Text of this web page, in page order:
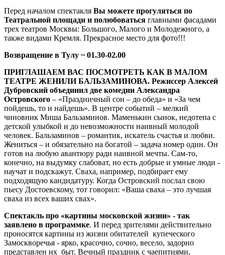
Перед началом спектакля Вы можете прогуляться по
Театральной площади и полюбоваться главными фасадами
трех театров Москвы: Большого, Малого и Молодежного, а
также видами Кремля. Прекрасное место для фото!!!
Возвращение в Тулу ~ 01.30-02.00
ПРИГЛАШАЕМ ВАС ПОСМОТРЕТЬ КАК В МАЛОМ
ТЕАТРЕ ЖЕНИЛИ БАЛЬЗАМИНОВА. Режиссер Алексей
Дубровский объединил две комедии Александра
Островского – «Праздничный сон – до обеда» и «За чем
пойдешь, то и найдешь». В центре событий – мелкий
чиновник Миша Бальзаминов. Маменькин сынок, недотепа с
детской улыбкой и до невозможности наивный молодой
человек. Бальзаминов – романтик, искатель счастья и любви.
Жениться – и обязательно на богатой – задача номер один. Он
готов на любую авантюру ради наивной мечты. Сам-то,
конечно, на выдумку слабоват, но есть добрые и умные люди -
научат и подскажут. Сваха, например, подбирает ему
подходящую кандидатуру. Когда Островский послал свою
пьесу Достоевскому, тот говорил: «Ваша сваха – это лучшая
сваха из всех ваших свах».
Спектакль про «картины московской жизни» - так
заявлено в программке. И перед зрителями действительно
проносятся картины из жизни обитателей купеческого
Замоскворечья - ярко, красочно, сочно, весело, задорно
представлен их быт. Вечный праздник с чаепитиями,